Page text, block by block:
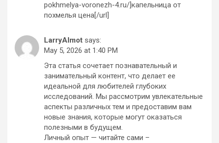
pokhmelya-voronezh-4.ru/]капельница от
похмелья цена[/url]
LarryAlmot says:
May 5, 2026 at 1:40 PM
Эта статья сочетает познавательный и
занимательный контент, что делает ее
идеальной для любителей глубоких
исследований. Мы рассмотрим увлекательные
аспекты различных тем и предоставим вам
новые знания, которые могут оказаться
полезными в будущем.
Личный опыт — читайте сами –